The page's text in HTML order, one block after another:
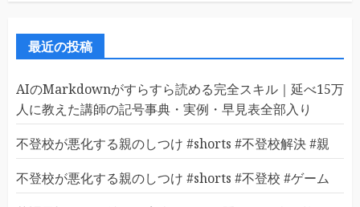
最近の投稿
AIのMarkdownがすらすら読める完全スキル｜延べ15万
人に教えた講師の記号事典・実例・早見表全部入り
不登校が悪化する親のしつけ #shorts #不登校解決 #親
不登校が悪化する親のしつけ #shorts #不登校 #ゲーム